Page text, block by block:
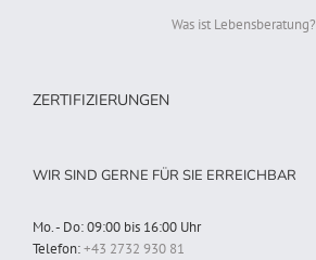
Was ist Lebensberatung?
ZERTIFIZIERUNGEN
WIR SIND GERNE FÜR SIE ERREICHBAR
Mo. - Do: 09:00 bis 16:00 Uhr
Telefon:+43 2732 930 81